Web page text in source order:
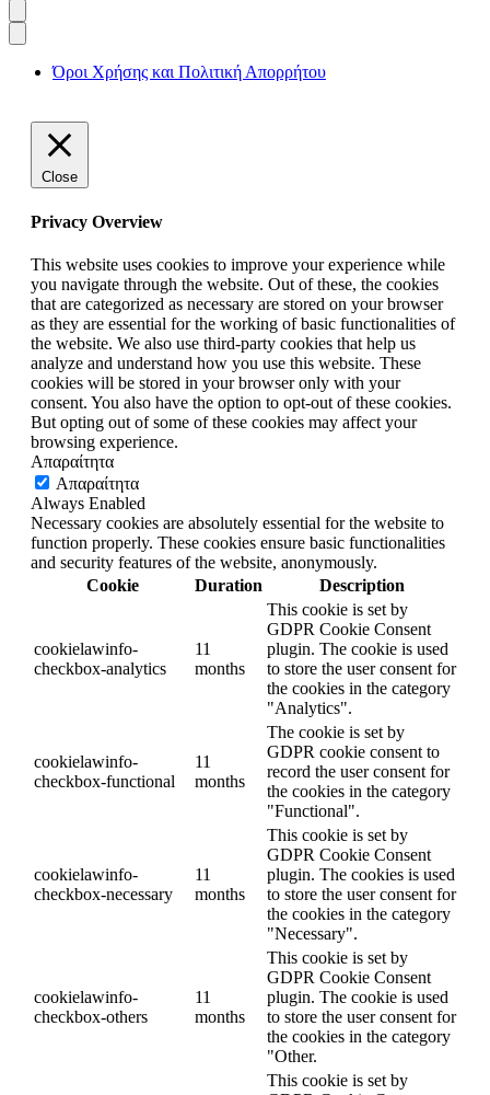
Όροι Χρήσης και Πολιτική Απορρήτου
Close
Privacy Overview
This website uses cookies to improve your experience while
you navigate through the website. Out of these, the cookies
that are categorized as necessary are stored on your browser
as they are essential for the working of basic functionalities of
the website. We also use third-party cookies that help us
analyze and understand how you use this website. These
cookies will be stored in your browser only with your
consent. You also have the option to opt-out of these cookies.
But opting out of some of these cookies may affect your
browsing experience.
Απαραίτητα
Απαραίτητα
Always Enabled
Necessary cookies are absolutely essential for the website to
function properly. These cookies ensure basic functionalities
and security features of the website, anonymously.
Cookie
Duration Description
cookielawinfo-
checkbox-analytics
11
months
This cookie is set by
GDPR Cookie Consent
plugin. The cookie is used
to store the user consent for
the cookies in the category
"Analytics".
cookielawinfo-
checkbox-functional
11
months
The cookie is set by
GDPR cookie consent to
record the user consent for
the cookies in the category
"Functional".
cookielawinfo-
checkbox-necessary
11
months
This cookie is set by
GDPR Cookie Consent
plugin. The cookies is used
to store the user consent for
the cookies in the category
"Necessary".
cookielawinfo-
checkbox-others
11
months
This cookie is set by
GDPR Cookie Consent
plugin. The cookie is used
to store the user consent for
the cookies in the category
"Other.
This cookie is set by